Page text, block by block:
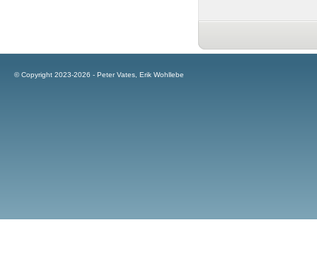
© Copyright 2023-2026 - Peter Vates, Erik Wohllebe